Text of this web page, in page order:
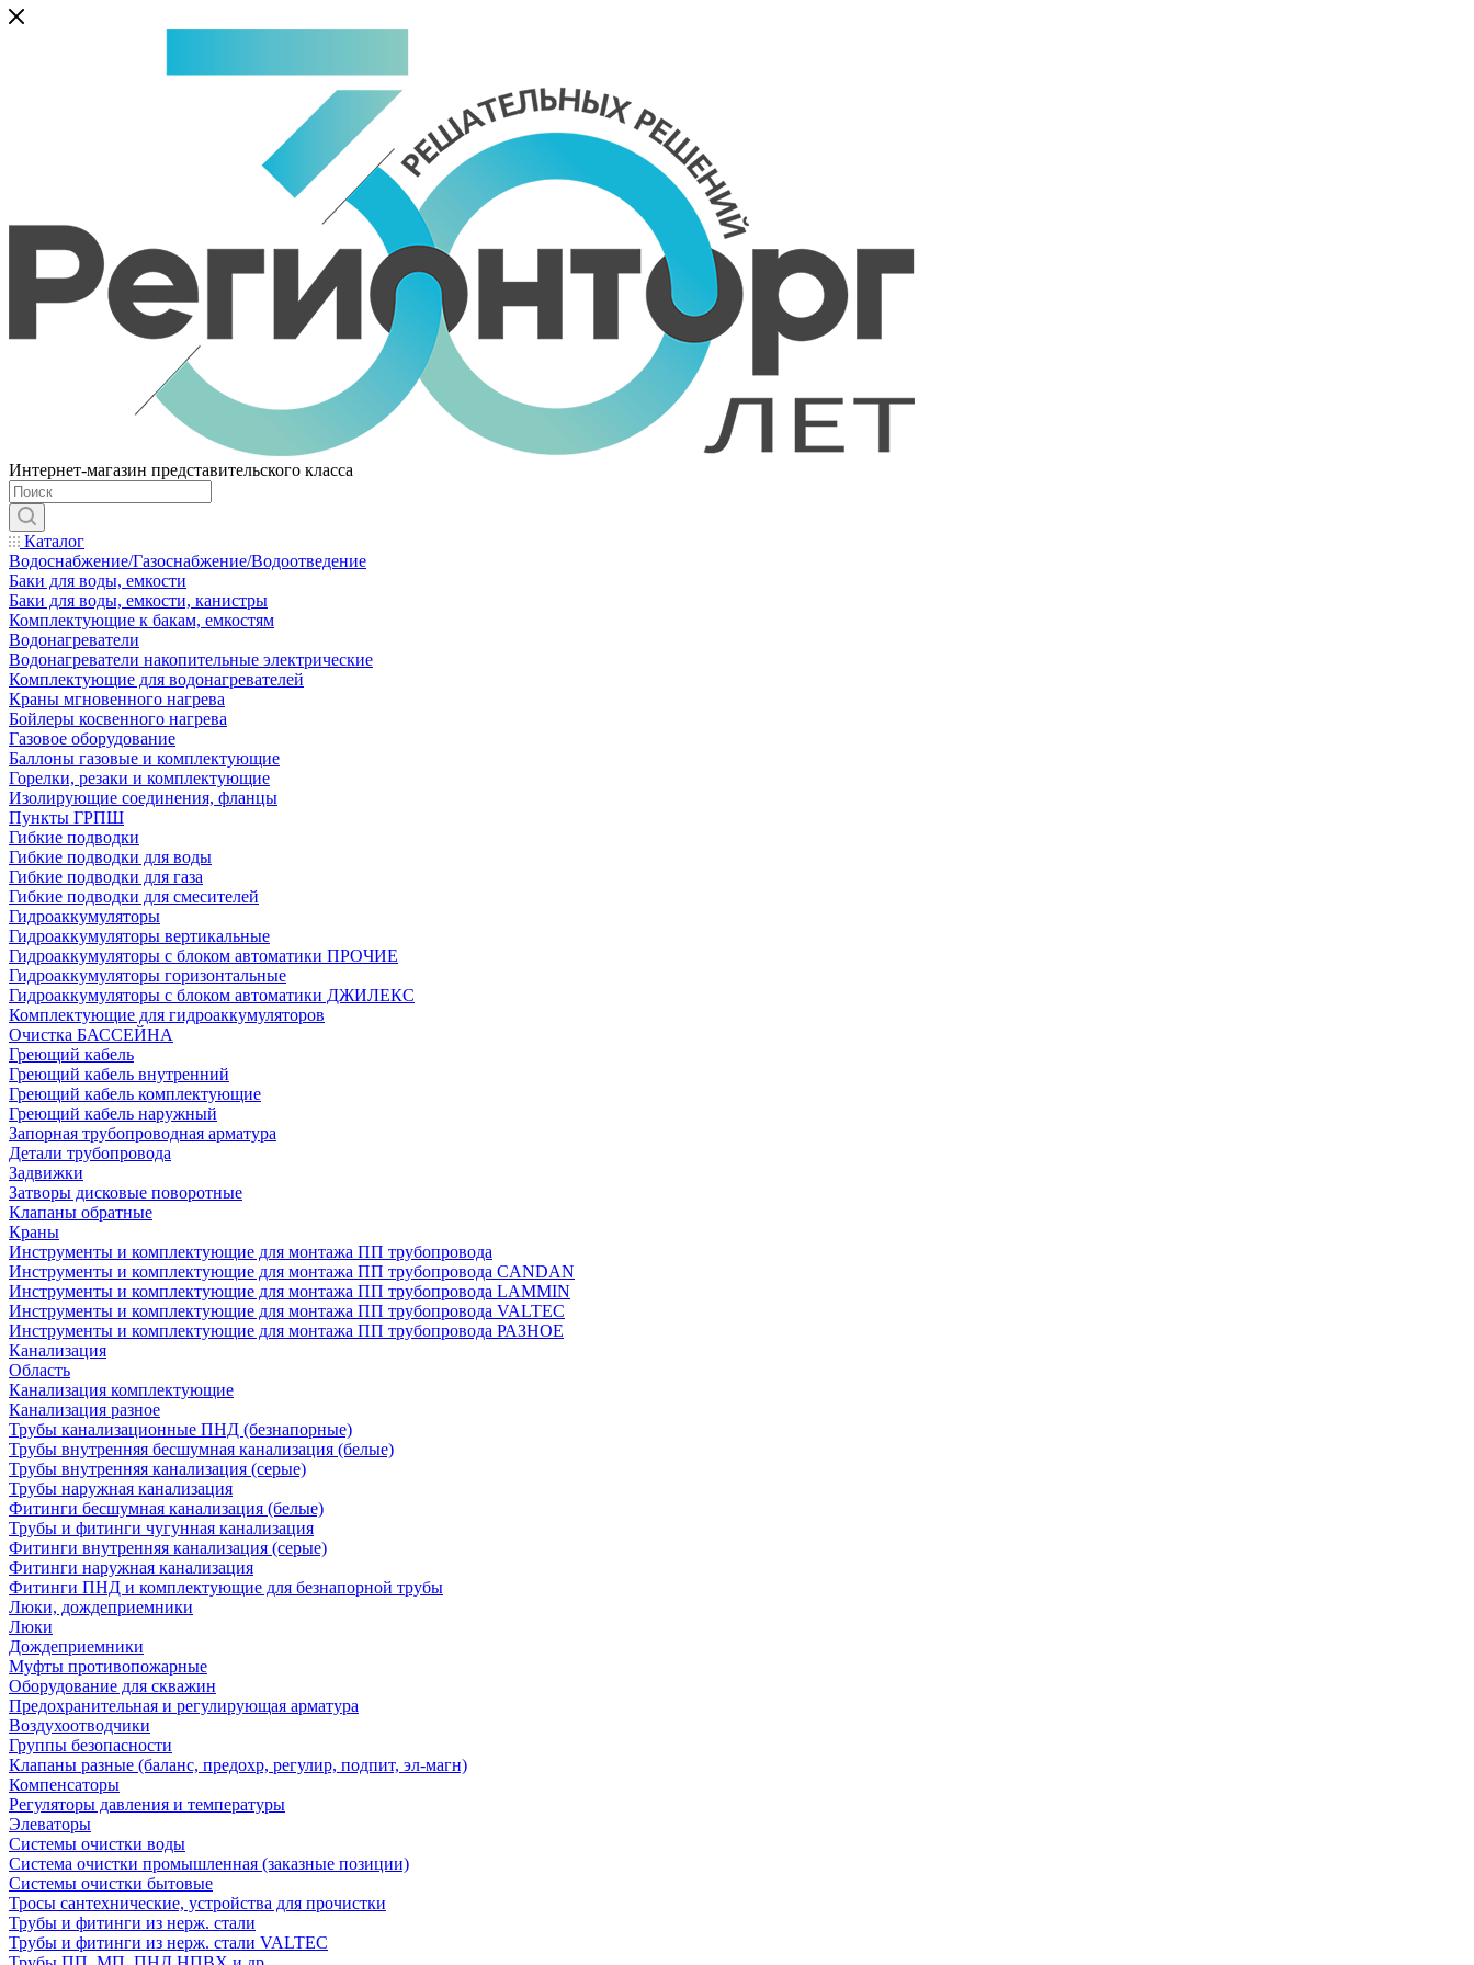
Интернет-магазин представительского класса
Каталог
Водоснабжение/Газоснабжение/Водоотведение
Баки для воды, емкости
Баки для воды, емкости, канистры
Комплектующие к бакам, емкостям
Водонагреватели
Водонагреватели накопительные электрические
Комплектующие для водонагревателей
Краны мгновенного нагрева
Бойлеры косвенного нагрева
Газовое оборудование
Баллоны газовые и комплектующие
Горелки, резаки и комплектующие
Изолирующие соединения, фланцы
Пункты ГРПШ
Гибкие подводки
Гибкие подводки для воды
Гибкие подводки для газа
Гибкие подводки для смесителей
Гидроаккумуляторы
Гидроаккумуляторы вертикальные
Гидроаккумуляторы с блоком автоматики ПРОЧИЕ
Гидроаккумуляторы горизонтальные
Гидроаккумуляторы с блоком автоматики ДЖИЛЕКС
Комплектующие для гидроаккумуляторов
Очистка БАССЕЙНА
Греющий кабель
Греющий кабель внутренний
Греющий кабель комплектующие
Греющий кабель наружный
Запорная трубопроводная арматура
Детали трубопровода
Задвижки
Затворы дисковые поворотные
Клапаны обратные
Краны
Инструменты и комплектующие для монтажа ПП трубопровода
Инструменты и комплектующие для монтажа ПП трубопровода CANDAN
Инструменты и комплектующие для монтажа ПП трубопровода LAMMIN
Инструменты и комплектующие для монтажа ПП трубопровода VALTEC
Инструменты и комплектующие для монтажа ПП трубопровода РАЗНОЕ
Канализация
Область
Канализация комплектующие
Канализация разное
Трубы канализационные ПНД (безнапорные)
Трубы внутренняя бесшумная канализация (белые)
Трубы внутренняя канализация (серые)
Трубы наружная канализация
Фитинги бесшумная канализация (белые)
Трубы и фитинги чугунная канализация
Фитинги внутренняя канализация (серые)
Фитинги наружная канализация
Фитинги ПНД и комплектующие для безнапорной трубы
Люки, дождеприемники
Люки
Дождеприемники
Муфты противопожарные
Оборудование для скважин
Предохранительная и регулирующая арматура
Воздухоотводчики
Группы безопасности
Клапаны разные (баланс, предохр, регулир, подпит, эл-магн)
Компенсаторы
Регуляторы давления и температуры
Элеваторы
Системы очистки воды
Система очистки промышленная (заказные позиции)
Системы очистки бытовые
Тросы сантехнические, устройства для прочистки
Трубы и фитинги из нерж. стали
Трубы и фитинги из нерж. стали VALTEC